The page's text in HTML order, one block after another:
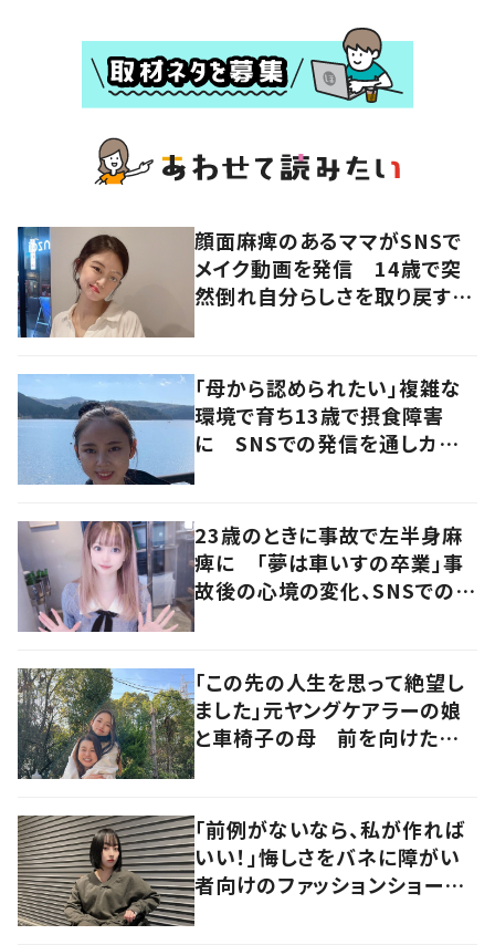
顔面麻痺のあるママがSNSで
メイク動画を発信 14歳で突
然倒れ自分らしさを取り戻すま
「母から認められたい」複雑な
環境で育ち13歳で摂食障害
に SNSでの発信を通しカウン
23歳のときに事故で左半身麻
痺に 「夢は車いすの卒業」事
故後の心境の変化、SNSでの発
「この先の人生を思って絶望し
ました」元ヤングケアラーの娘
と車椅子の母 前を向けたきっ
「前例がないなら、私が作れば
いい！」悔しさをバネに障がい
者向けのファッションショーを